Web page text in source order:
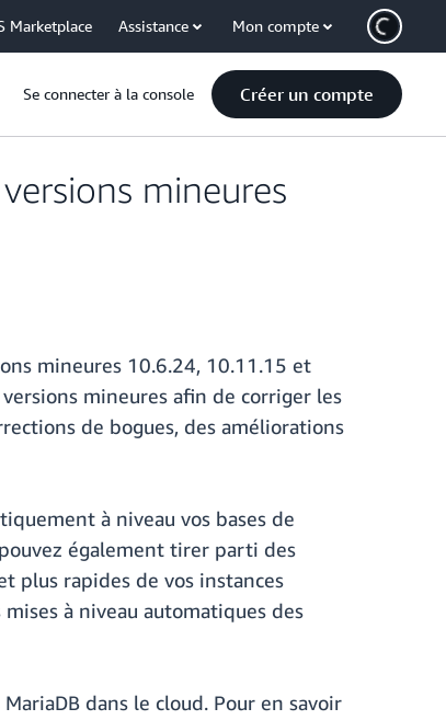
Marketplace Assistance Mon compte
Se connecter à la console Créer un compte
mineures
mineures 10.6.24, 10.11.15 et
mineures afin de corriger les
de bogues, des améliorations
à niveau vos bases de
également tirer parti des
plus rapides de vos instances
à niveau automatiques des
dans le cloud. Pour en savoir